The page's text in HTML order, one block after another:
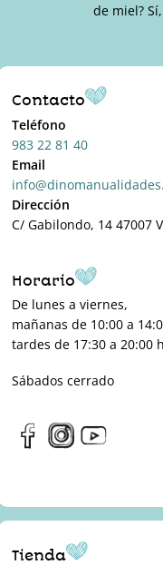
de miel?
Contacto
Teléfono
983 22 81 40
Email
Dirección
C/ Gabilondo, 14 47007
Horario
De lunes a viernes,
mañanas de 10:00 a
tardes de 17:30 a 20:00
Sábados cerrado
Tienda